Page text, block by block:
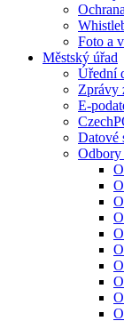
Foto a
Městský úřad
Úřední
Zprávy
E-
Datové